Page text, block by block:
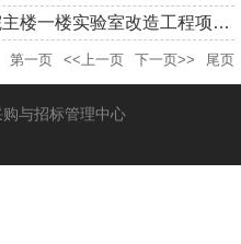
【修缮工程】沈河校区资土学院主楼一楼实验室改造工程项目备案采...
第一页 <<上一页 下一页>> 尾页
与招标管理中心